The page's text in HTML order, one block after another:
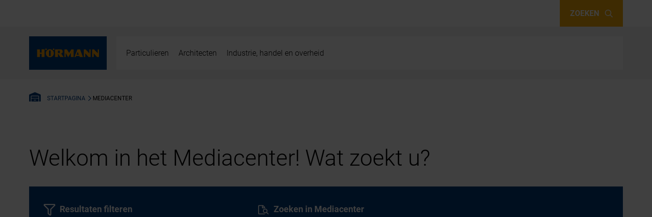
ZOEKEN
Particulieren Architecten Industrie, handel en overheid
STARTPAGINA MEDIACENTER
Welkom in het Mediacenter! Wat zoekt u?
Zoeken in Mediacenter
Resultaten filteren